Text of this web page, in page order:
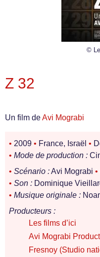
©
Z 32
Un film deAvi Mograbi
• 2009 • France, Israël •
• Mode de production :
• Scénario :Avi Mograbi •
• Son : Dominique
• Musique originale :
Producteurs :
Les films d’ici
Avi Mograbi
Fresnoy (Studio